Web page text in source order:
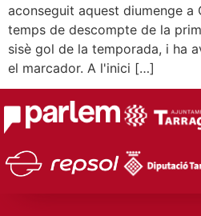
aconseguit aquest diumenge a
temps de descompte de la
sisè gol de la temporada, i ha
el marcador. A l'inici […]